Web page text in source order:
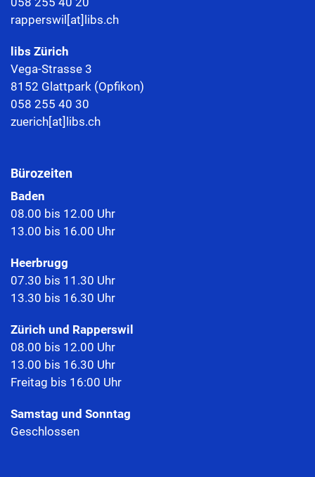
rapperswil[at]libs.ch
libs Zürich
Vega-Strasse 3
8152 Glattpark (Opfikon)
058 255 40 30
zuerich[at]libs.ch
Bürozeiten
Baden
08.00 bis 12.00 Uhr
13.00 bis 16.00 Uhr
Heerbrugg
07.30 bis 11.30 Uhr
13.30 bis 16.30 Uhr
Zürich und Rapperswil
08.00 bis 12.00 Uhr
13.00 bis 16.30 Uhr
Freitag bis 16:00 Uhr
Samstag und Sonntag
Geschlossen